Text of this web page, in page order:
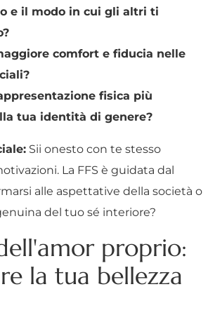
e il modo in cui gli altri ti
comfort e fiducia nelle
fisica più
tua identità di genere?
Sii onesto con te stesso
La FFS è guidata dal
alle aspettative della società o
del tuo sé interiore?
proprio:
la tua bellezza